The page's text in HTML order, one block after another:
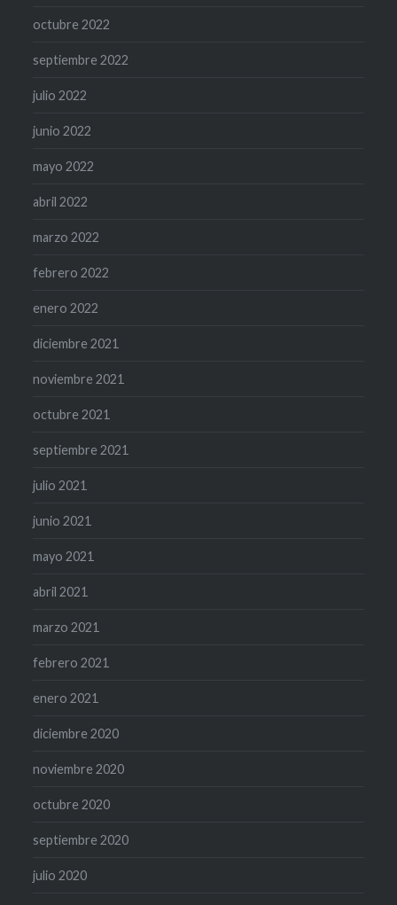
octubre 2022
septiembre 2022
julio 2022
junio 2022
mayo 2022
abril 2022
marzo 2022
febrero 2022
enero 2022
diciembre 2021
noviembre 2021
octubre 2021
septiembre 2021
julio 2021
junio 2021
mayo 2021
abril 2021
marzo 2021
febrero 2021
enero 2021
diciembre 2020
noviembre 2020
octubre 2020
septiembre 2020
julio 2020